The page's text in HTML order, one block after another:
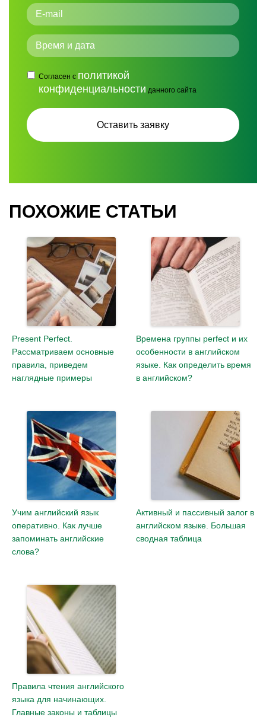
Согласен с политикой
конфиденциальности данного сайта
ПОХОЖИЕ СТАТЬИ
Present Perfect.
Рассматриваем основные
правила, приведем
наглядные примеры
Времена группы perfect и их
особенности в английском
языке. Как определить время
в английском?
Учим английский язык
оперативно. Как лучше
запоминать английские
слова?
Активный и пассивный залог в
английском языке. Большая
сводная таблица
Правила чтения английского
языка для начинающих.
Главные законы и таблицы